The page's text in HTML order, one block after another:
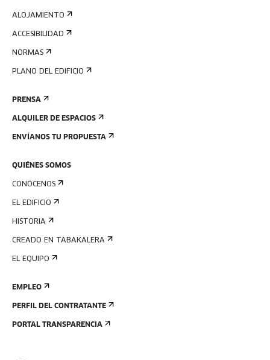
ALOJAMIENTO
ACCESIBILIDAD
NORMAS
PLANO DEL EDIFICIO
PRENSA
ALQUILER DE ESPACIOS
ENVÍANOS TU PROPUESTA
QUIÉNES SOMOS
CONÓCENOS
EL EDIFICIO
HISTORIA
CREADO EN TABAKALERA
EL EQUIPO
EMPLEO
PERFIL DEL CONTRATANTE
PORTAL TRANSPARENCIA